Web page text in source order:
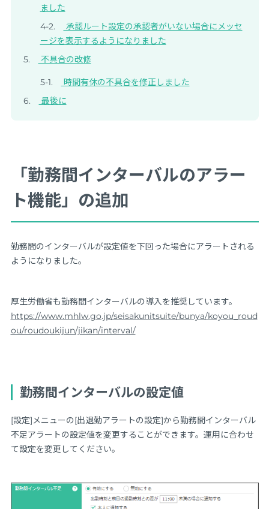
ました
承認ルート設定の承認者がいない場合にメッセ
ージを表示するようになりました
不具合の改修
時間有休の不具合を修正しました
最後に
「勤務間インターバルのアラー
ト機能」の追加
勤務間のインターバルが設定値を下回った場合にアラートされる
ようになりました。
厚生労働省も勤務間インターバルの導入を推奨しています。
https://www.mhlw.go.jp/seisakunitsuite/bunya/koyou_roud
ou/roudoukijun/jikan/interval/
勤務間インターバルの設定値
[設定]メニューの[出退勤アラートの設定]から勤務間インターバル
不足アラートの設定値を変更することができます。運用に合わせ
て設定を変更してください。